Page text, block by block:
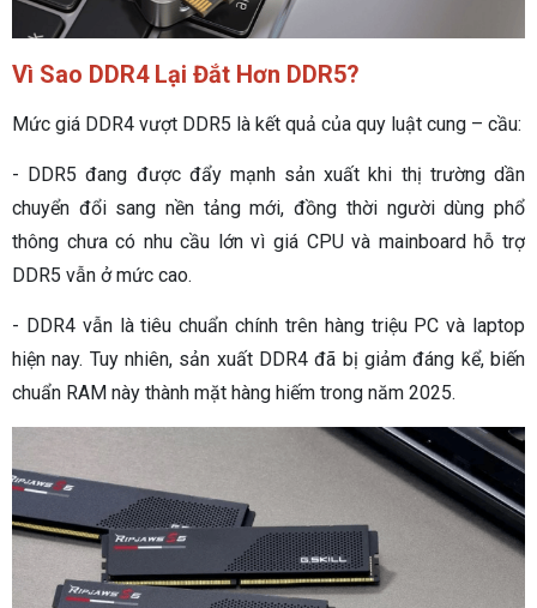
Vì Sao DDR4 Lại Đắt Hơn DDR5?
Mức giá DDR4 vượt DDR5 là kết quả của quy luật cung – cầu:
- DDR5 đang được đẩy mạnh sản xuất khi thị trường dần
chuyển đổi sang nền tảng mới, đồng thời người dùng phổ
thông chưa có nhu cầu lớn vì giá CPU và mainboard hỗ trợ
DDR5 vẫn ở mức cao.
- DDR4 vẫn là tiêu chuẩn chính trên hàng triệu PC và laptop
hiện nay. Tuy nhiên, sản xuất DDR4 đã bị giảm đáng kể, biến
chuẩn RAM này thành mặt hàng hiếm trong năm 2025.